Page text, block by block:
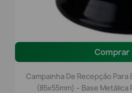
Comprar
Campainha De Recepção Para
(85x55mm) – Base Metálica